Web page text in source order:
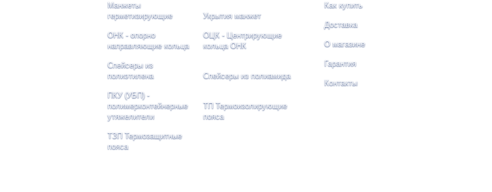
Манжеты
герметизирующие
Укрытия манжет
ОНК - опорно
направляющие кольца
ОЦК - Центрирующие
кольца ОНК
Спейсеры из
полиэтилена
Спейсеры из полиамида
ПКУ (УБП) -
полимерконтейнерные
утяжелители
ТП Термоизолирующие
пояса
ТЗП Термозащитные
пояса
Как купить
Доставка
О магазине
Гарантия
Контакты